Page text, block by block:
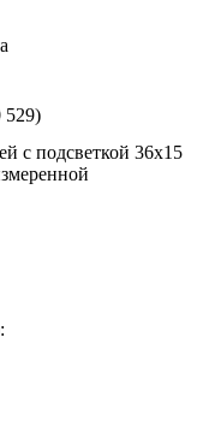
529)
с подсветкой 36x15